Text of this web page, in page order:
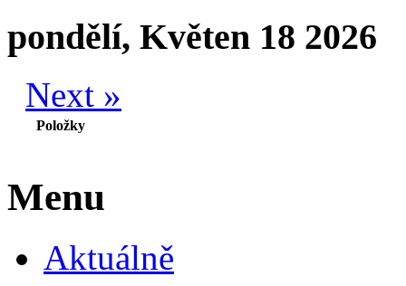
pondělí, Květen 18 2026
Next »
Položky
Menu
Aktuálně